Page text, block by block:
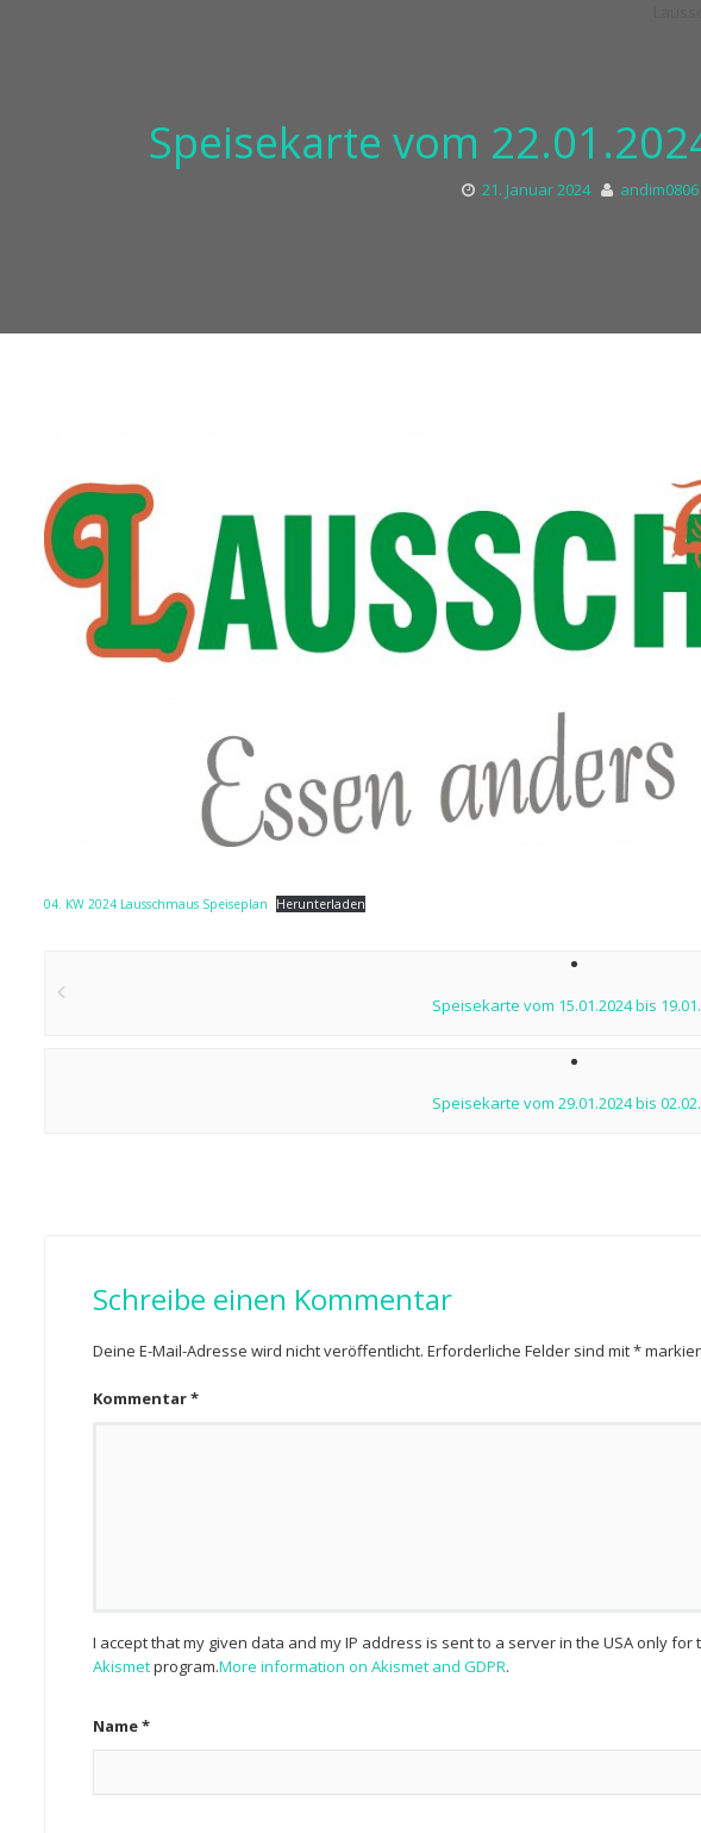
Speisekarte vom
21. Januar 2024 andim0806
04. KW 2024 Lausschmaus Speiseplan Herunterladen
navigation
Speisekarte vom 15.01.2024 bis
Speisekarte vom 29.01.2024 bis
Schreibe einen Kommentar
Deine E-Mail-Adresse wird nicht veröffentlicht. Erforderliche Felder sind mit*
Kommentar*
I accept that my given data and my IP address is sent to a server in the USA only
Akismetprogram.More information on Akismet and GDPR.
Name*